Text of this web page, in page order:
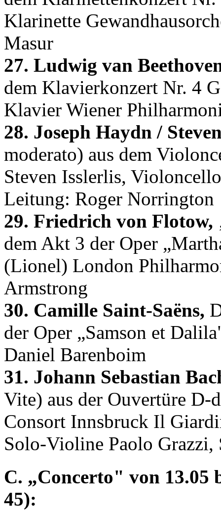
Klarinette
Masur
27. Ludwig van
dem Klavierkonzert Nr. 4
Klavier Wiener
28. Joseph Haydn /
moderato) aus dem
Steven Isslerlis,
Leitung: Roger Norrington
29. Friedrich von Flotow,
dem Akt 3 der Oper
(Lionel) London
Armstrong
30. Camille Saint-Saëns,
der Oper „Samson et
Daniel Barenboim
31. Johann Sebastian
Vite) aus der Ouvertüre
Consort Innsbruck Il
Solo-Violine Paolo Grazzi,
C. „Concerto" von 13.05
45):